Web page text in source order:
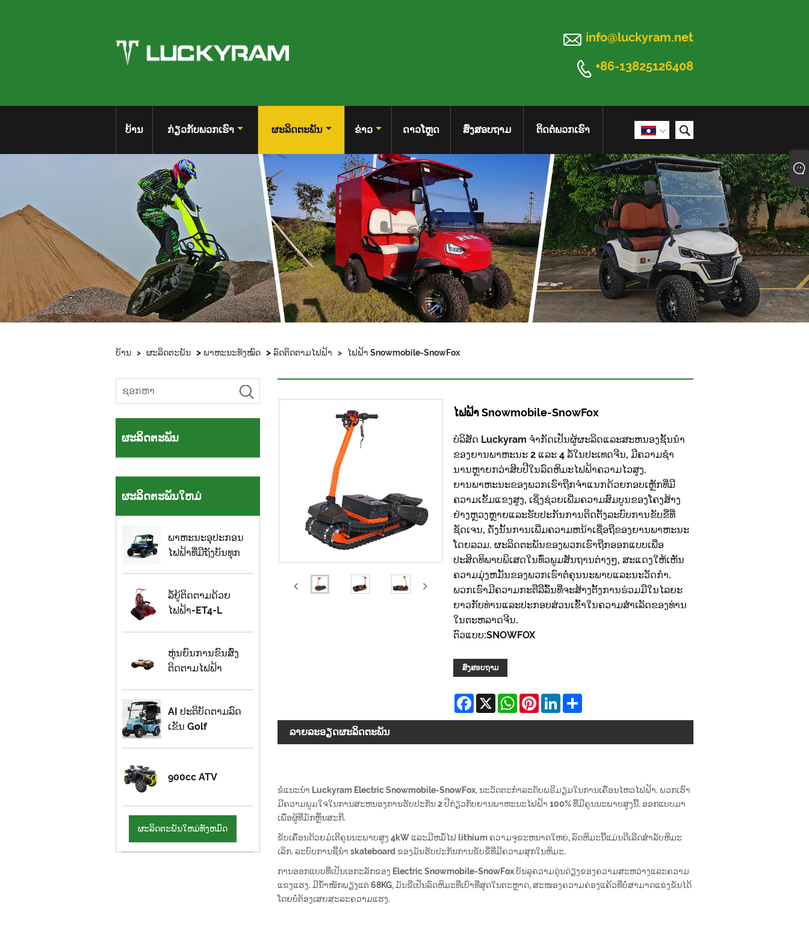
 info@luckyram.net
 +86-13825126408
 
ບ້ານ ກ່ຽວ​ກັບ​ພວກ​ເຮົາ ຜະລິດຕະພັນ ຂ່າວ ດາວໂຫຼດ ສົ່ງສອບຖາມ ຕິດຕໍ່ພວກເຮົາ
ບ້ານ > ຜະລິດຕະພັນ > ພາຫະນະທັງໝົດ > ລົດຕິດຕາມໄຟຟ້າ > ໄຟຟ້າ Snowmobile-SnowFox
ຜະລິດຕະພັນ
ຜະລິດຕະພັນໃຫມ່
ພາ​ຫະ​ນະ​ອຸ​ປະ​ກອນ​
ໄຟ​ຟ້າ​ທີ່​ມີ​ຖັງ​ບັນ​ທຸກ​
ລໍ້ຍູ້ຕິດຕາມດ້ວຍ
ໄຟຟ້າ-ET4-L
ຫຸ່ນຍົນການຂົນສົ່ງ
ຕິດຕາມໄຟຟ້າ
AI ປະຕິບັດຕາມລົດ
ເຂັນ Golf
900cc ATV
ຜະລິດຕະພັນໃຫມ່ທັງຫມົດ
ໄຟຟ້າ Snowmobile-SnowFox
ບໍລິສັດ Luckyram ຈໍາກັດເປັນຜູ້ຜະລິດແລະສະຫນອງຊັ້ນນໍາ
ຂອງຍານພາຫະນະ 2 ແລະ 4 ລໍ້ໃນປະເທດຈີນ, ມີຄວາມຊໍາ
ນານຫຼາຍກວ່າສິບປີໃນລົດຫິມະໄຟຟ້າຄວາມໄວສູງ.
ຍານພາຫະນະຂອງພວກເຮົາຖືກຈໍາແນກດ້ວຍກອບເຫຼັກທີ່ມີ
ຄວາມເຂັ້ມແຂງສູງ, ເຊິ່ງຊ່ວຍເພີ່ມຄວາມສົມບູນຂອງໂຄງສ້າງ
ຢ່າງຫຼວງຫຼາຍແລະຮັບປະກັນການຕິດຕັ້ງລະບົບການຂັບຂີ່ທີ່
ຊັດເຈນ, ດັ່ງນັ້ນການເພີ່ມຄວາມຫນ້າເຊື່ອຖືຂອງຍານພາຫະນະ
ໂດຍລວມ. ຜະລິດຕະພັນຂອງພວກເຮົາຖືກອອກແບບເພື່ອ
ປະສິດທິພາບພິເສດໃນທົ່ວພູມສັນຖານຕ່າງໆ, ສະແດງໃຫ້ເຫັນ
ຄວາມມຸ່ງຫມັ້ນຂອງພວກເຮົາຕໍ່ຄຸນນະພາບແລະນະວັດກໍາ.
ພວກເຮົາມີຄວາມກະຕືລືລົ້ນທີ່ຈະສ້າງຕັ້ງການຮ່ວມມືໃນໄລຍະ
ຍາວກັບທ່ານແລະປະກອບສ່ວນເຂົ້າໃນຄວາມສໍາເລັດຂອງທ່ານ
ໃນຕະຫລາດຈີນ.
ຕົວແບບ:SNOWFOX
ສົ່ງສອບຖາມ
Facebook
X WhatsApp
Pinterest
LinkedIn
ລາຍ​ລະ​ອຽດ​ຜະ​ລິດ​ຕະ​ພັນ
ຂໍແນະນຳ Luckyram Electric Snowmobile-SnowFox, ນະວັດຕະກໍາລະດັບພຣີມຽມໃນການເຄື່ອນໄຫວໄຟຟ້າ. ພວກເຮົາ
ມີຄວາມພູມໃຈໃນການສະຫນອງການຮັບປະກັນ 2 ປີກ່ຽວກັບຍານພາຫະນະໄຟຟ້າ 100% ທີ່ມີຄຸນນະພາບສູງນີ້. ອອກແບບມາ
ເພື່ອຜູ້ທີ່ມັກຫຼິ້ນສະກີ.
ຂັບເຄື່ອນດ້ວຍມໍເຕີຄຸນນະພາບສູງ 4kW ແລະມີຫມໍ້ໄຟ lithium ຄວາມຈຸຂະຫນາດໃຫຍ່, ລົດຫິມະນີ້ແມ່ນດີເລີດສໍາລັບຫິມະ
ເລິກ. ລະບົບການຊີ້ນໍາ skateboard ຂອງມັນຮັບປະກັນການຂັບຂີ່ທີ່ມີຄວາມສຸກໃນຫິມະ.
ການອອກແບບທີ່ເປັນເອກະລັກຂອງ Electric Snowmobile-SnowFox ບັນລຸຄວາມດຸ່ນດ່ຽງຂອງຄວາມສະຫວ່າງແລະຄວາມ
ແຂງແຮງ. ມີນໍ້າໜັກພຽງແຕ່ 68KG, ມັນຂີ່ເປັນລົດຫິມະທີ່ເບົາທີ່ສຸດໃນຕະຫຼາດ, ສະໜອງຄວາມຄ່ອງແຄ້ວທີ່ບໍ່ສາມາດແຂ່ງຂັນໄດ້
ໂດຍບໍ່ຕ້ອງເສຍສະລະຄວາມແຮງ.